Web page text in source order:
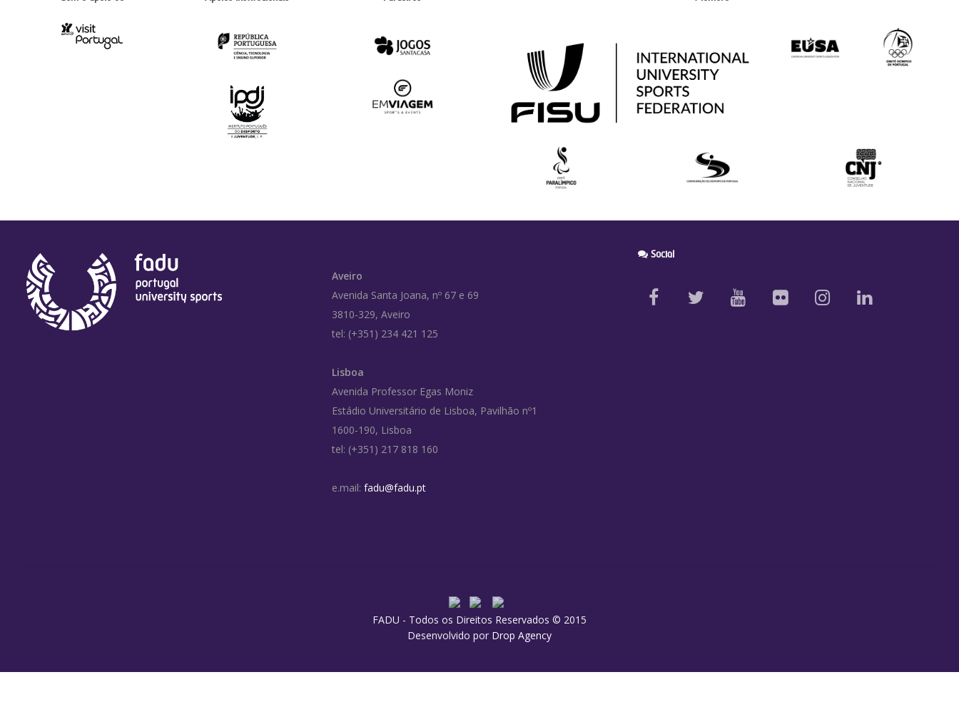
Aveiro
Avenida Santa Joana, nº 67 e 69
3810-329, Aveiro
tel: (+351) 234 421 125
Lisboa
Avenida Professor Egas Moniz
Estádio Universitário de Lisboa, Pavilhão nº1
1600-190, Lisboa
tel: (+351) 217 818 160
e.mail: fadu@fadu.pt
Social
FADU - Todos os Direitos Reservados © 2015
Desenvolvido por Drop Agency